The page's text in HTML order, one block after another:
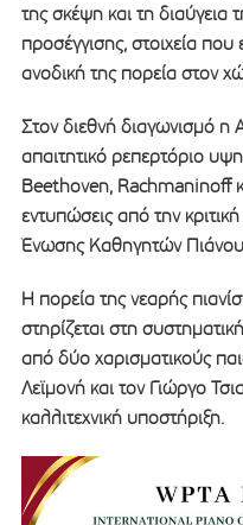
της σκέψη και τη διαύγεια
προσέγγισης, στοιχεία
ανοδική της πορεία στον
Στον διεθνή διαγωνισμό η
απαιτητικό ρεπερτόριο
Beethoven, Rachmaninoff
εντυπώσεις από την
Ένωσης Καθηγητών Πιάνου
Η πορεία της νεαρής
στηρίζεται στη
από δύο χαρισματικούς
Λεϊμονή και τον Γιώργο
καλλιτεχνική υποστήριξη.